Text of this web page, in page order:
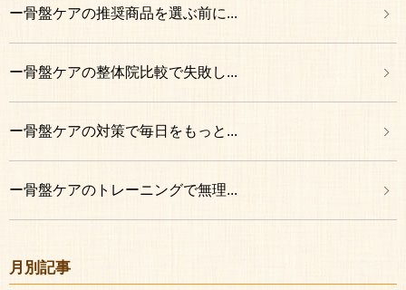
ー骨盤ケアの推奨商品を選ぶ前に...
ー骨盤ケアの整体院比較で失敗し...
ー骨盤ケアの対策で毎日をもっと...
ー骨盤ケアのトレーニングで無理...
月別記事